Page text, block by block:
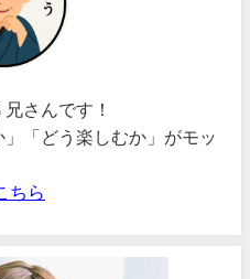
さんです！
「どう楽しむか」がモッ
ちら